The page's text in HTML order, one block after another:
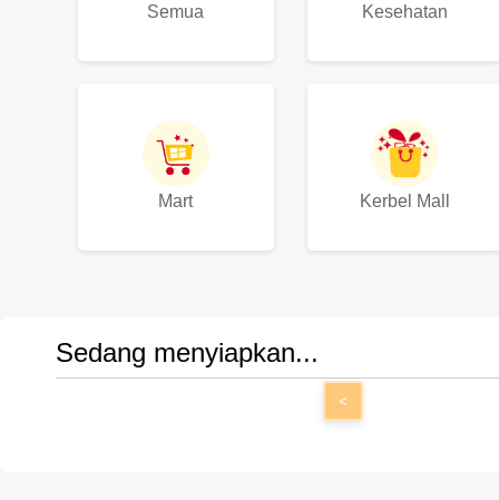
Semua Kesehatan
Mart Kerbel Mall
Sedang menyiapkan...
<